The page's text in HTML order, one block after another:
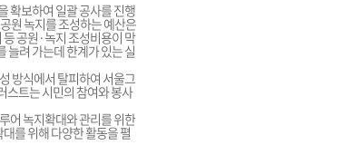
확보하여 일괄 공사를 진행
원 녹지를 조성하는 예산은
공원·녹지 조성비용이 막
늘려 가는데 한계가 있는 실
방식에서 탈피하여 서울그
스트는 시민의 참여와 봉사
어 녹지확대와 관리를 위한
를 위해 다양한 활동을 펼